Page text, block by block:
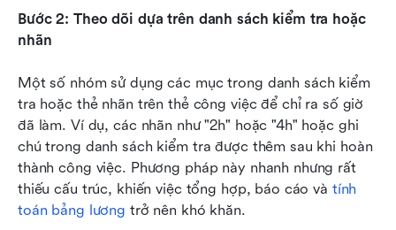
Bước 2: Theo dõi dựa trên danh sách kiểm tra hoặc
nhãn
Một số nhóm sử dụng các mục trong danh sách kiểm
tra hoặc thẻ nhãn trên thẻ công việc để chỉ ra số giờ
đã làm. Ví dụ, các nhãn như "2h" hoặc "4h" hoặc ghi
chú trong danh sách kiểm tra được thêm sau khi hoàn
thành công việc. Phương pháp này nhanh nhưng rất
thiếu cấu trúc, khiến việc tổng hợp, báo cáo và tính
toán bảng lương trở nên khó khăn.